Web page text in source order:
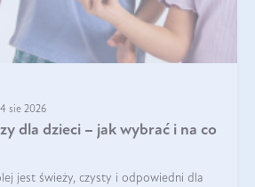
sie 2026
dla dzieci – jak wybrać i na co
jest świeży, czysty i odpowiedni dla